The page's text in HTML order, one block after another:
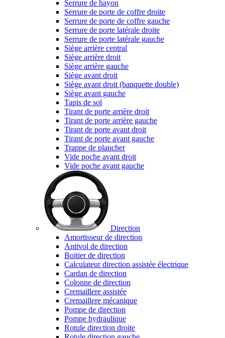
Serrure de hayon
Serrure de porte de coffre droite
Serrure de porte de coffre gauche
Serrure de porte latérale droite
Serrure de porte latérale gauche
Siège arrière central
Siège arrière droit
Siège arrière gauche
Siège avant droit
Siège avant droit (banquette double)
Siège avant gauche
Tapis de sol
Tirant de porte arrière droit
Tirant de porte arrière gauche
Tirant de porte avant droit
Tirant de porte avant gauche
Trappe de plancher
Vide poche avant droit
Vide poche avant gauche
Direction
Amortisseur de direction
Antivol de direction
Boitier de direction
Calculateur direction assistée électrique
Cardan de direction
Colonne de direction
Cremaillere assistée
Cremaillere mécanique
Pompe de direction
Pompe hydraulique
Rotule direction droite